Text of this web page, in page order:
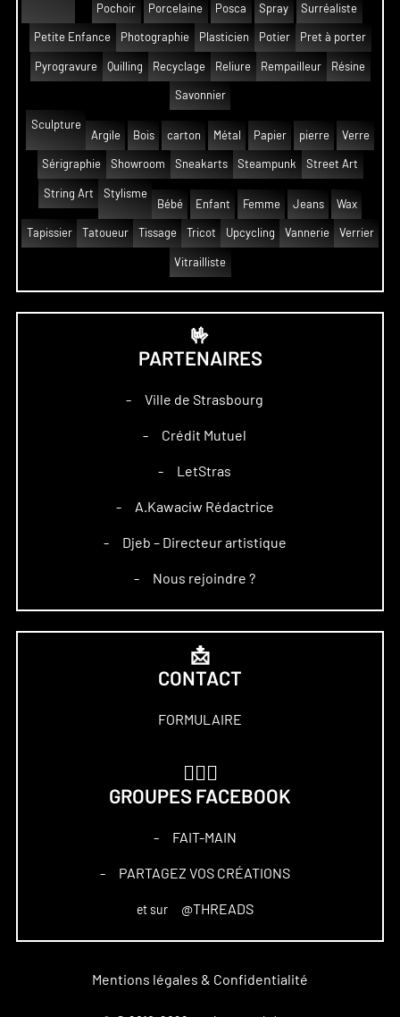
Pochoir Porcelaine Posca Spray Surréaliste
Petite Enfance Photographie Plasticien Potier Pret à porter
Pyrogravure Quilling Recyclage Reliure Rempailleur Résine
Savonnier
Sculpture
Argile
Bois carton Métal Papier pierre Verre
Sérigraphie Showroom Sneakarts Steampunk Street Art
String Art
Stylisme
Bébé
Enfant Femme Jeans Wax
Tapissier Tatoueur Tissage Tricot Upcycling Vannerie Verrier
Vitrailliste
🤟
PARTENAIRES
– Ville de Strasbourg
– Crédit Mutuel
– LetStras
– A.Kawaciw Rédactrice
– Djeb – Directeur artistique
– Nous rejoindre ?
📩
CONTACT
FORMULAIRE
GROUPES FACEBOOK
– FAIT-MAIN
– PARTAGEZ VOS CRÉATIONS
et sur @THREADS
Mentions légales & Confidentialité